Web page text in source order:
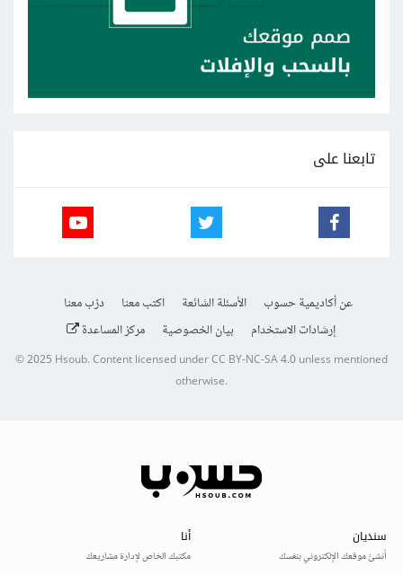
تابعنا على
عن أكاديمية حسوب الأسئلة الشائعة اكتب معنا
درّب معنا
إرشادات الاستخدام
بيان الخصوصية مركز المساعدة
© 2025Hsoub.Content licensed underCC BY-NC-SA 4.0unless mentioned
otherwise.